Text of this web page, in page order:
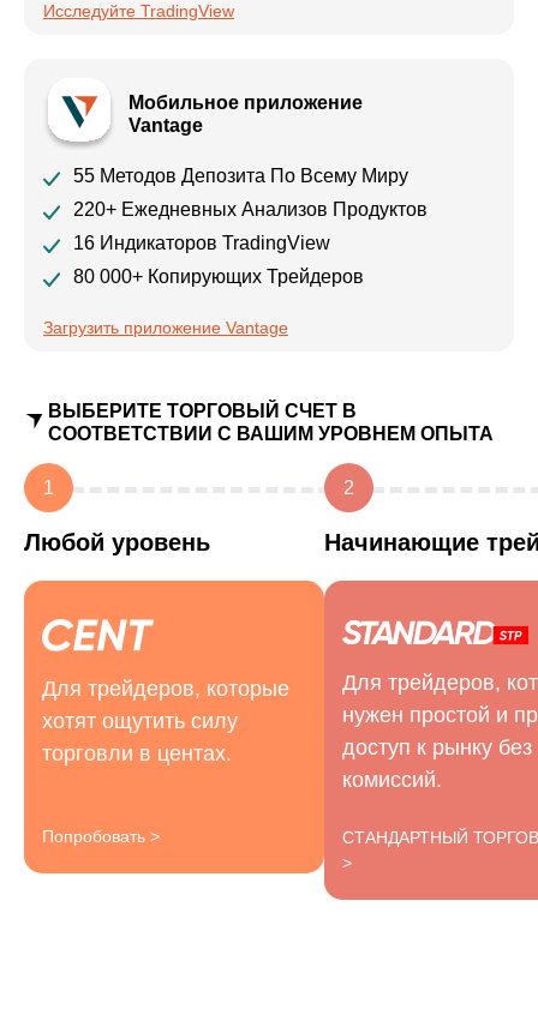
Исследуйте TradingView
Мобильное приложение
Vantage
55 Методов Депозита По Всему Миру
220+ Ежедневных Анализов Продуктов
16 Индикаторов TradingView
80 000+ Копирующих Трейдеров
Загрузить приложение Vantage
ВЫБЕРИТЕ ТОРГОВЫЙ СЧЕТ В
СООТВЕТСТВИИ С ВАШИМ УРОВНЕМ ОПЫТА
1
Любой уровень
Для трейдеров, которые
хотят ощутить силу
торговли в центах.
Попробовать >
2
Начинающие
Для трейдеров,
нужен простой и
доступ к рынку без
комиссий.
СТАНДАРТНЫЙ
>